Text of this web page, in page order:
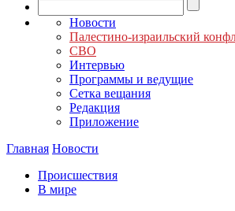
Новости
Палестино-израильский
СВО
Интервью
Программы и ведущие
Сетка вещания
Редакция
Приложение
Главная Новости
Происшествия
В мире